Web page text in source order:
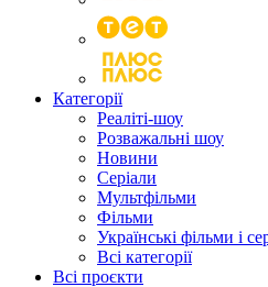
Категорії
Реаліті-шоу
Розважальні шоу
Новини
Серіали
Мультфільми
Фільми
Українські фільми і
Всі категорії
Всі проєкти